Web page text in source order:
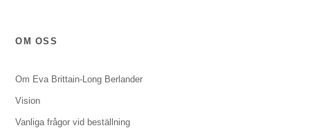
OM OSS
Om Eva Brittain-Long Berlander
Vision
Vanliga frågor vid beställning